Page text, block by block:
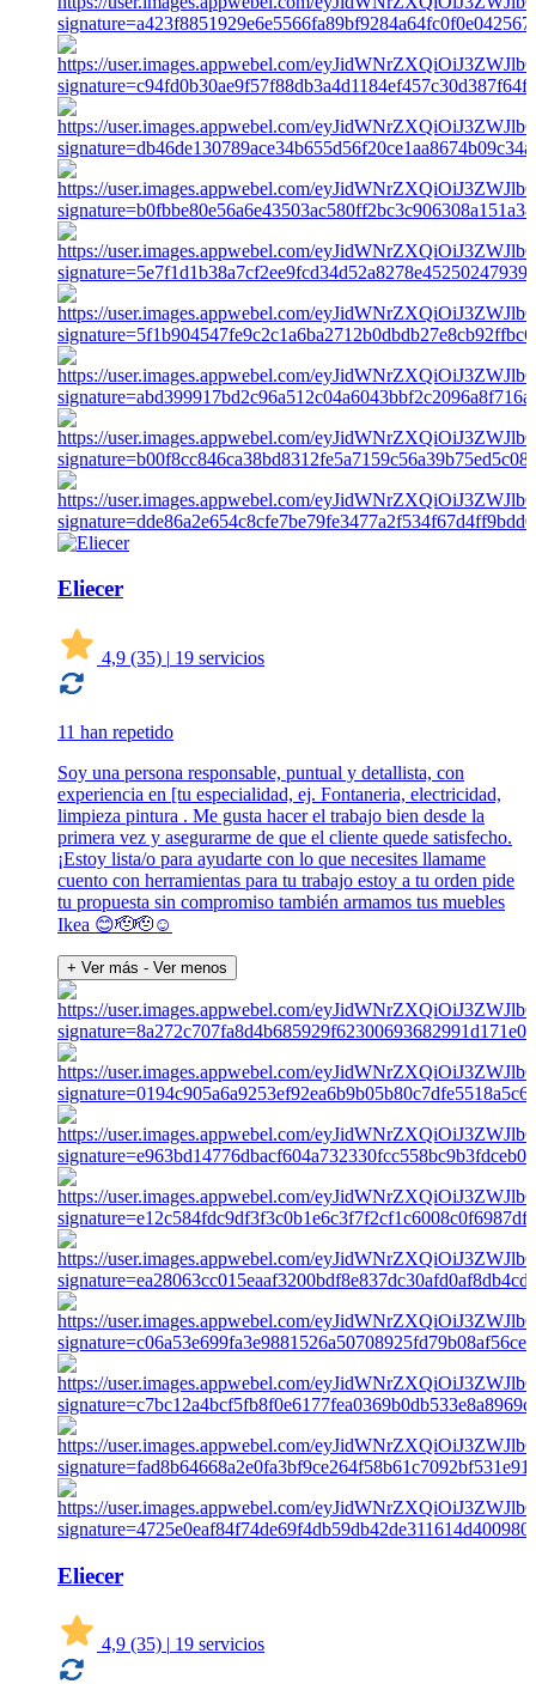
Eliecer
4,9 (35) | 19 servicios
11 han repetido
Soy una persona responsable, puntual y detallista, con
experiencia en [tu especialidad, ej. Fontaneria, electricidad,
limpieza pintura . Me gusta hacer el trabajo bien desde la
primera vez y asegurarme de que el cliente quede satisfecho.
¡Estoy lista/o para ayudarte con lo que necesites llamame
cuento con herramientas para tu trabajo estoy a tu orden pide
tu propuesta sin compromiso también armamos tus muebles
Ikea 😊🫡🫡☺️
+ Ver más - Ver menos
Eliecer
4,9 (35) | 19 servicios